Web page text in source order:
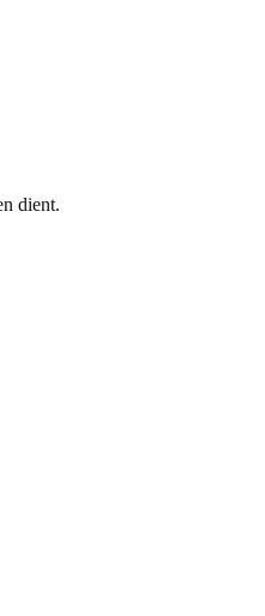
dient.